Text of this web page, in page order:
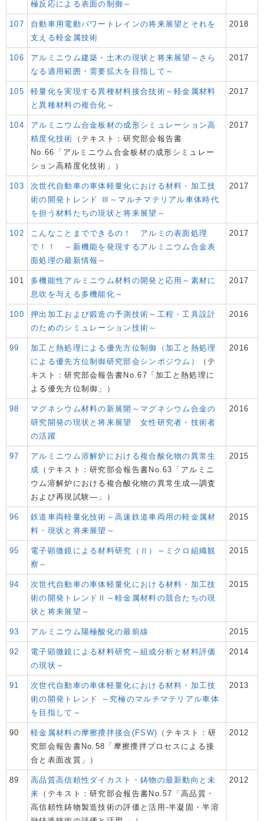
極反応による表面の制御～
107
自動車用電動パワートレインの将来展望とそれを
支える軽金属技術
2018
106
アルミニウム建築・土木の現状と将来展望～さら
なる適用範囲・需要拡大を目指して～
2017
105
軽量化を実現する異種材料接合技術～軽金属材料
と異種材料の複合化～
2017
104
アルミニウム合金板材の成形シミュレーション高
精度化技術 （テキスト：研究部会報告書
No.66「アルミニウム合金板材の成形シミュレー
ション高精度化技術」）
2017
103
次世代自動車の車体軽量化における材料・加工技
術の開発トレンド Ⅲ～マルチマテリアル車体時代
を担う材料たちの現状と将来展望～
2017
102
こんなことまでできるの！ アルミの表面処理
で！！ ～新機能を発現するアルミニウム合金表
面処理の最新情報～
2017
101
多機能性アルミニウム材料の開発と応用～素材に
息吹を与える多機能化～
2017
100
押出加工および鍛造の予測技術～工程・工具設計
のためのシミュレーション技術～
2016
99
加工と熱処理による優先方位制御（加工と熱処理
による優先方位制御研究部会シンポジウム）
（テ
キスト：研究部会報告書No.67「加工と熱処理に
よる優先方位制御」）
2016
98
マグネシウム材料の新展開～マグネシウム合金の
研究開発の現状と将来展望 女性研究者・技術者
の活躍
2016
97
アルミニウム溶解炉における複合酸化物の異常生
成 （テキスト：研究部会報告書No.63「アルミニ
ウム溶解炉における複合酸化物の異常生成―調査
および再現試験―」）
2015
96
鉄道車両軽量化技術～高速鉄道車両用の軽金属材
料・現状と将来展望～
2015
95
電子顕微鏡による材料研究（Ⅱ）～ミクロ組織観
察～
2015
94
次世代自動車の車体軽量化における材料・加工技
術の開発トレンドⅡ～軽金属材料の競合たちの現
状と将来展望～
2015
93 アルミニウム陽極酸化の最前線 2015
92
電子顕微鏡による材料研究～組成分析と材料評価
の現状～
2014
91
次世代自動車の車体軽量化における材料・加工技
術の開発トレンド ～究極のマルチマテリアル車体
を目指して～
2013
90 軽金属材料の摩擦攪拌接合(FSW) （テキスト：研
究部会報告書No.58「摩擦攪拌プロセスによる接
合と表面改質」）
2012
89
高品質高信頼性ダイカスト・鋳物の最新動向と未
来 （テキスト：研究部会報告書No.57「高品質・
高信頼性鋳物製造技術の評価と活用-半凝固・半溶
2012